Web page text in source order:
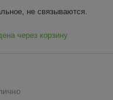
работы.
сетки
не связываются.
через корзину